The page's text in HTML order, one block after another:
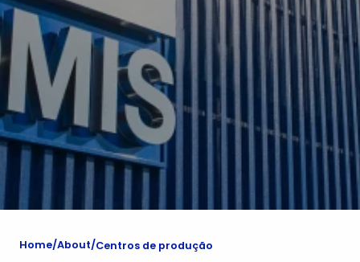
Home About Centros de produção